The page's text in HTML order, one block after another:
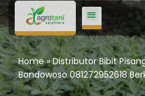
Lompat
ke
konten
Home»Distributor Bibit
Bondowoso 081272952618